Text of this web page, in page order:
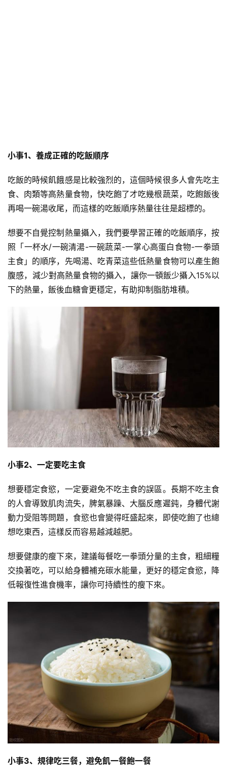
減
運
動
訓
練
小事1、養成正確的吃飯順序
吃飯的時候飢餓感是比較強烈的，這個時候很多人會先吃主
食、肉類等高熱量食物，快吃飽了才吃幾根蔬菜，吃飽飯後
再喝一碗湯收尾，而這樣的吃飯順序熱量往往是超標的。
想要不自覺控制熱量攝入，我們要學習正確的吃飯順序，按
照「一杯水/一碗清湯-一碗蔬菜-一掌心高蛋白食物-一拳頭
主食」的順序，先喝湯、吃青菜這些低熱量食物可以產生飽
腹感，減少對高熱量食物的攝入，讓你一頓飯少攝入15%以
下的熱量，飯後血糖會更穩定，有助抑制脂肪堆積。
小事2、一定要吃主食
想要穩定食慾，一定要避免不吃主食的誤區。長期不吃主食
的人會導致肌肉流失，脾氣暴躁、大腦反應遲鈍，身體代謝
動力受阻等問題，食慾也會變得旺盛起來，即使吃飽了也總
想吃東西，這樣反而容易越減越肥。
想要健康的瘦下來，建議每餐吃一拳頭分量的主食，粗細糧
交換著吃，可以給身體補充碳水能量，更好的穩定食慾，降
低報復性進食機率，讓你可持續性的瘦下來。
小事3、規律吃三餐，避免飢一餐飽一餐